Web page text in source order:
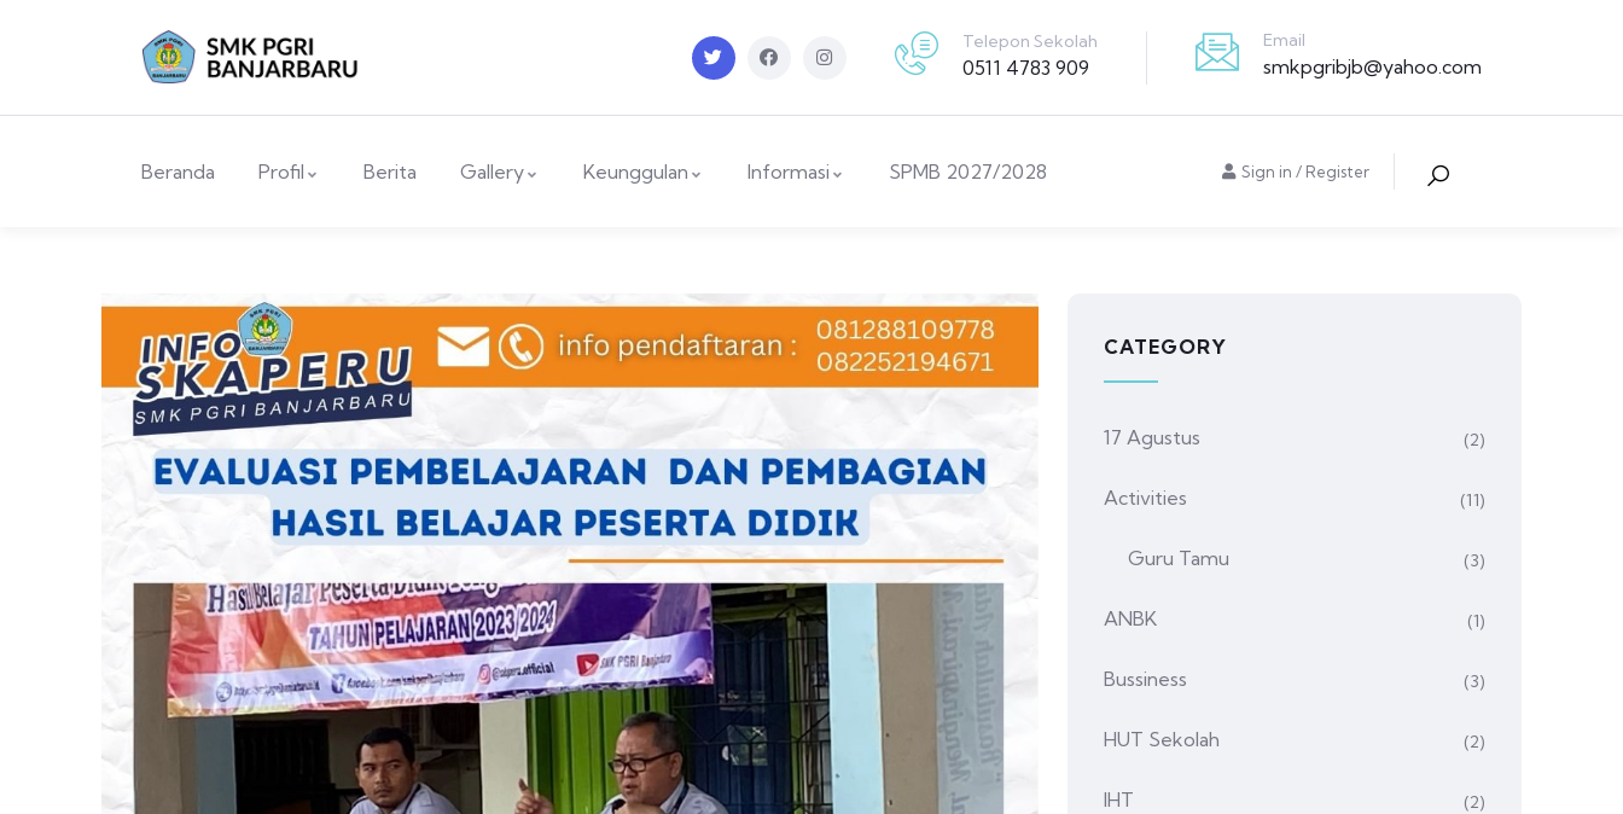
Telepon Sekolah
0511 4783 909
Email
smkpgribjb@yahoo.com
Beranda Profil Berita Gallery Keunggulan Informasi SPMB 2027/2028 Sign in / Register
CATEGORY
17 Agustus (2)
Activities (11)
Guru Tamu (3)
ANBK (1)
Bussiness (3)
HUT Sekolah (2)
IHT (2)